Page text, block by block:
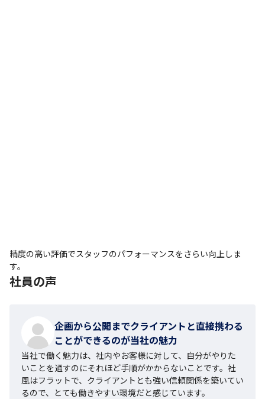
精度の高い評価でスタッフのパフォーマンスをさらい向上しま
す。
社員の声
企画から公開までクライアントと直接携わる
ことができるのが当社の魅力
当社で働く魅力は、社内やお客様に対して、自分がやりた
いことを通すのにそれほど手順がかからないことです。社
風はフラットで、クライアントとも強い信頼関係を築いてい
るので、とても働きやすい環境だと感じています。